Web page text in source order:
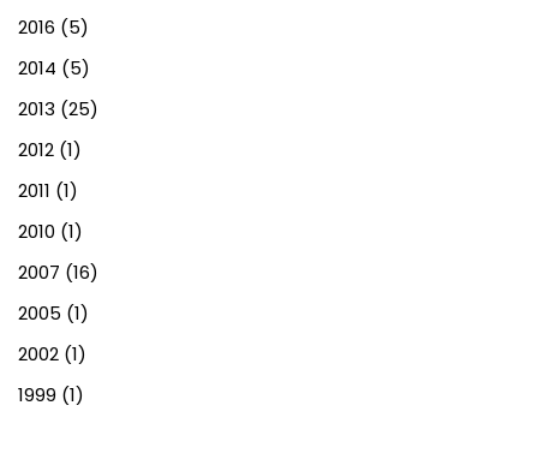
2016 (5)
2014 (5)
2013 (25)
2012 (1)
2011 (1)
2010 (1)
2007 (16)
2005 (1)
2002 (1)
1999 (1)